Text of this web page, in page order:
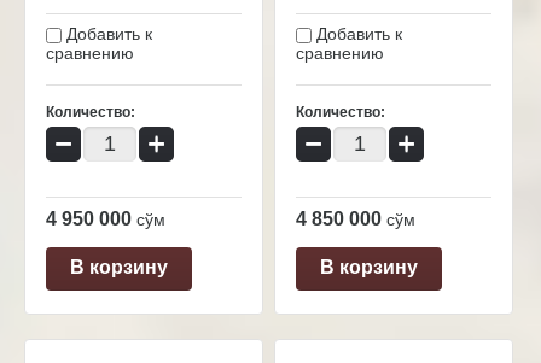
Добавить к
сравнению
Количество:
− +
4 950 000 сўм
В корзину
Добавить к
сравнению
Количество:
− +
4 850 000 сўм
В корзину